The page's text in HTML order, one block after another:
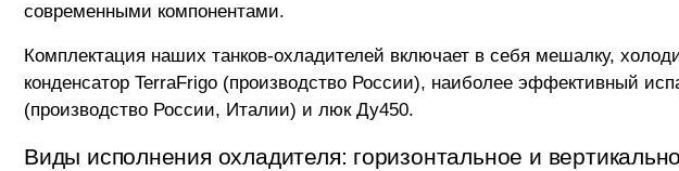
современными компонентами.
Комплектация наших танков-охладителей включает в себя мешалку,
конденсатор TerraFrigo (производство России), наиболее эффективный
(производство России, Италии) и люк Ду450.
Виды исполнения охладителя: горизонтальное и